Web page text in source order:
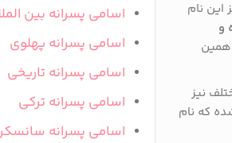
این نام
و
همین
نیز
که نام
اسامی پسرانه بین
اسامی پسرانه پهلوی
اسامی پسرانه تاریخی
اسامی پسرانه ترکی
اسامی پسرانه